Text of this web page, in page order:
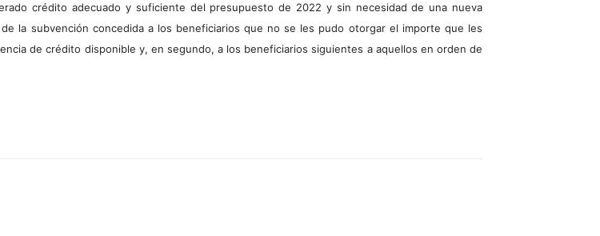
crédito adecuado y suficiente del presupuesto de 2022 y sin necesidad de una nueva
la subvención concedida a los beneficiarios que no se les pudo otorgar el importe que les
de crédito disponible y, en segundo, a los beneficiarios siguientes a aquellos en orden de